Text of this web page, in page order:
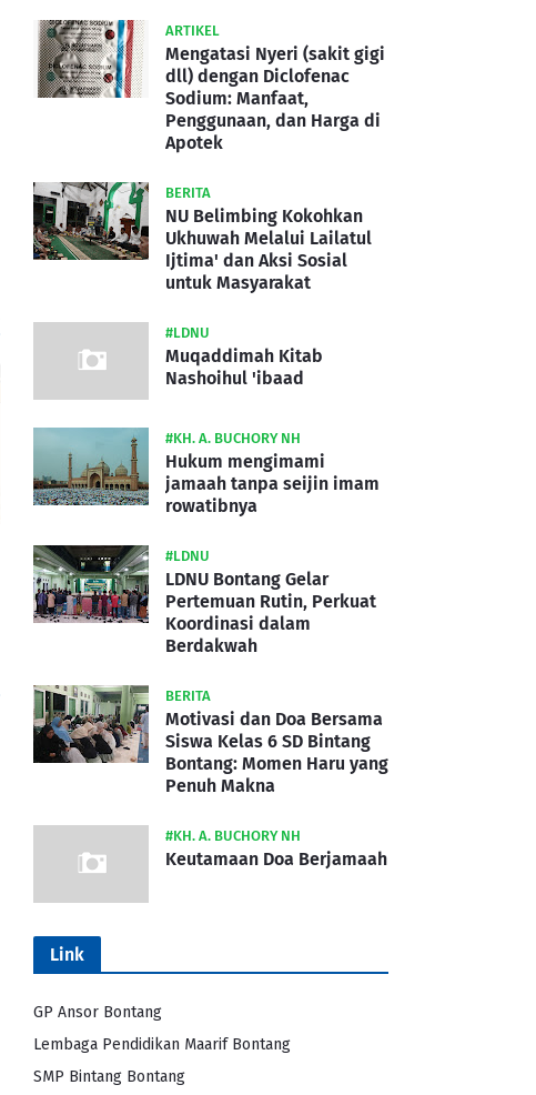
ARTIKEL
Mengatasi Nyeri (sakit gigi
dll) dengan Diclofenac
Sodium: Manfaat,
Penggunaan, dan Harga di
Apotek
BERITA
NU Belimbing Kokohkan
Ukhuwah Melalui Lailatul
Ijtima' dan Aksi Sosial
untuk Masyarakat
#LDNU
Muqaddimah Kitab
Nashoihul 'ibaad
#KH. A. BUCHORY NH
Hukum mengimami
jamaah tanpa seijin imam
rowatibnya
#LDNU
LDNU Bontang Gelar
Pertemuan Rutin, Perkuat
Koordinasi dalam
Berdakwah
BERITA
Motivasi dan Doa Bersama
Siswa Kelas 6 SD Bintang
Bontang: Momen Haru yang
Penuh Makna
#KH. A. BUCHORY NH
Keutamaan Doa Berjamaah
Link
GP Ansor Bontang
Lembaga Pendidikan Maarif Bontang
SMP Bintang Bontang